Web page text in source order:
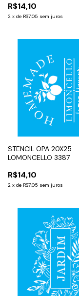
R$14,10
2 x de R$7,05 sem juros
STENCIL OPA 20X25
LOMONCELLO 3387
R$14,10
2 x de R$7,05 sem juros